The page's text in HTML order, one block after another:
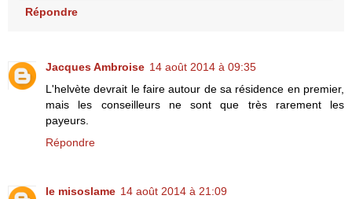
Répondre
Jacques Ambroise 14 août 2014 à 09:35
L'helvète devrait le faire autour de sa résidence en premier,
mais les conseilleurs ne sont que très rarement les
payeurs.
Répondre
le misoslame 14 août 2014 à 21:09